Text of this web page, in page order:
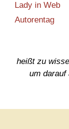
Lady in Web
Autorentag
heißt zu
um darauf